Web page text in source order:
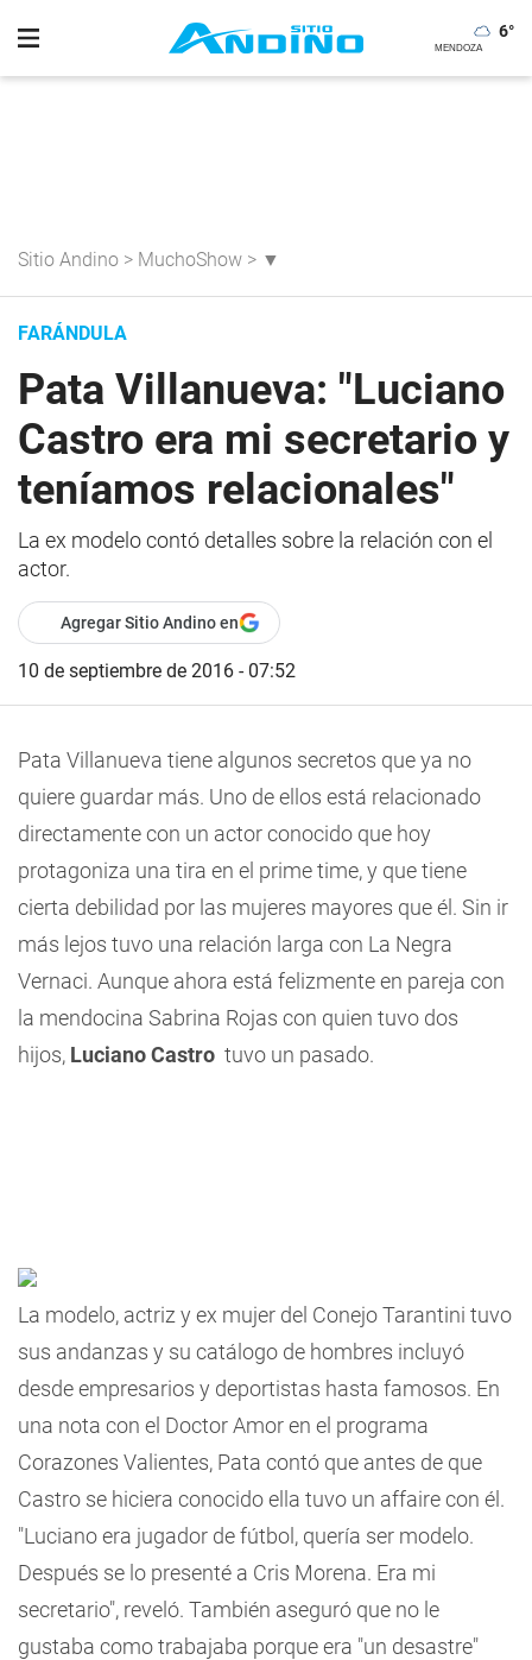
6°
Sitio Andino > MuchoShow > ▼
FARÁNDULA
Pata Villanueva: "Luciano
Castro era mi secretario y
teníamos relacionales"
La ex modelo contó detalles sobre la relación con el
actor.
Agregar Sitio Andino en
10 de septiembre de 2016 - 07:52
Pata Villanueva tiene algunos secretos que ya no
quiere guardar más. Uno de ellos está relacionado
directamente con un actor conocido que hoy
protagoniza una tira en el prime time,y que tiene
cierta debilidad por las mujeres mayores que él. Sin ir
más lejos tuvo una relación larga con La Negra
Vernaci. Aunque ahora está felizmente en pareja con
la mendocina Sabrina Rojas con quien tuvo dos
hijos, Luciano Castro tuvo un pasado.
La modelo, actriz y ex mujer del Conejo Tarantini tuvo
sus andanzas y su catálogo de hombres incluyó
desde empresarios y deportistas hasta famosos. En
una nota con el Doctor Amor en el programa
Corazones Valientes, Pata contó que antes de que
Castro se hiciera conocido ella tuvo un affaire con él.
"Luciano era jugador de fútbol, quería ser modelo.
Después se lo presenté a Cris Morena. Era mi
secretario", reveló. También aseguró que no le
gustaba como trabajaba porque era "un desastre"